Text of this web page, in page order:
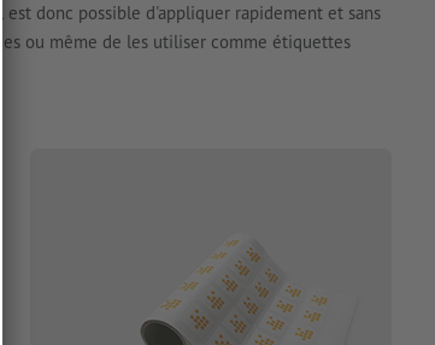
donc possible d'appliquer rapidement et sans
ou même de les utiliser comme étiquettes